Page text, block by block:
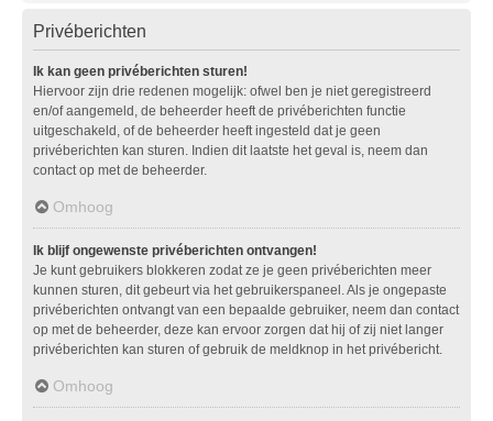
Privéberichten
Ik kan geen privéberichten sturen!
Hiervoor zijn drie redenen mogelijk: ofwel ben je niet geregistreerd
en/of aangemeld, de beheerder heeft de privéberichten functie
uitgeschakeld, of de beheerder heeft ingesteld dat je geen
privéberichten kan sturen. Indien dit laatste het geval is, neem dan
contact op met de beheerder.
Omhoog
Ik blijf ongewenste privéberichten ontvangen!
Je kunt gebruikers blokkeren zodat ze je geen privéberichten meer
kunnen sturen, dit gebeurt via het gebruikerspaneel. Als je ongepaste
privéberichten ontvangt van een bepaalde gebruiker, neem dan contact
op met de beheerder, deze kan ervoor zorgen dat hij of zij niet langer
privéberichten kan sturen of gebruik de meldknop in het privébericht.
Omhoog